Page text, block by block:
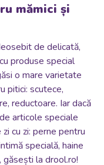
mămici și
de delicată,
produse special
o mare varietate
pitici: scutece,
reductoare. Iar dacă
articole speciale
cu zi: perne pentru
specială, haine
la drool.ro!